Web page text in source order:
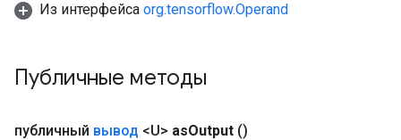
Из интерфейса org.tensorflow.Operand
Публичные методы
публичный вывод <U> asOutput ()